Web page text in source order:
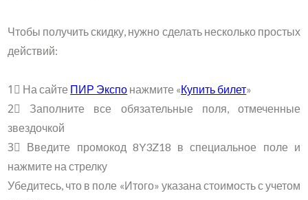
Чтобы получить скидку, нужно сделать несколько простых
действий:
1⃣ На сайте ПИР Экспо нажмите «Купить билет»
2⃣ Заполните все обязательные поля, отмеченные
звездочкой
3⃣ Введите промокод 8Y3Z18 в специальное поле и
нажмите на стрелку
Убедитесь, что в поле «Итого» указана стоимость с учетом